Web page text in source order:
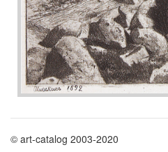
© art-catalog 2003-2020